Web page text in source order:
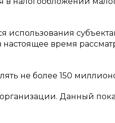
использования
время
не более 150
Данный